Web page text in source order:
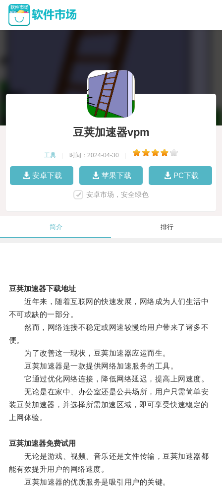
豆荚加速器vpm
工具 时间：2024-04-30
安卓下载 苹果下载 PC下载
安卓市场，安全绿色
简介 排行
豆荚加速器下载地址
近年来，随着互联网的快速发展，网络成为人们生活中
不可或缺的一部分。
然而，网络连接不稳定或网速较慢给用户带来了诸多不
便。
为了改善这一现状，豆荚加速器应运而生。
豆荚加速器是一款提供网络加速服务的工具。
它通过优化网络连接，降低网络延迟，提高上网速度。
无论是在家中、办公室还是公共场所，用户只需简单安
装豆荚加速器，并选择所需加速区域，即可享受快速稳定的
上网体验。
豆荚加速器免费试用
无论是游戏、视频、音乐还是文件传输，豆荚加速器都
能有效提升用户的网络速度。
豆荚加速器的优质服务是吸引用户的关键。